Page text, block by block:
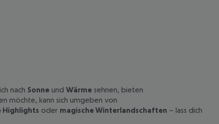
nach Sonne und Wärme sehnen, bieten
möchte, kann sich umgeben von
Highlights oder magische Winterlandschaften – lass dich